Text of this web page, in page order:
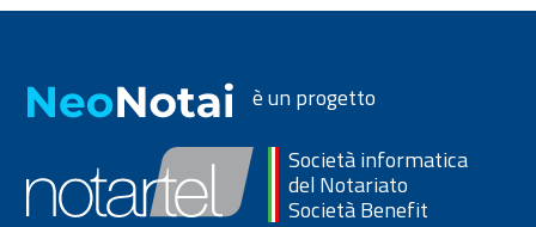
è un progetto
Società informatica
del Notariato
Società Benefit